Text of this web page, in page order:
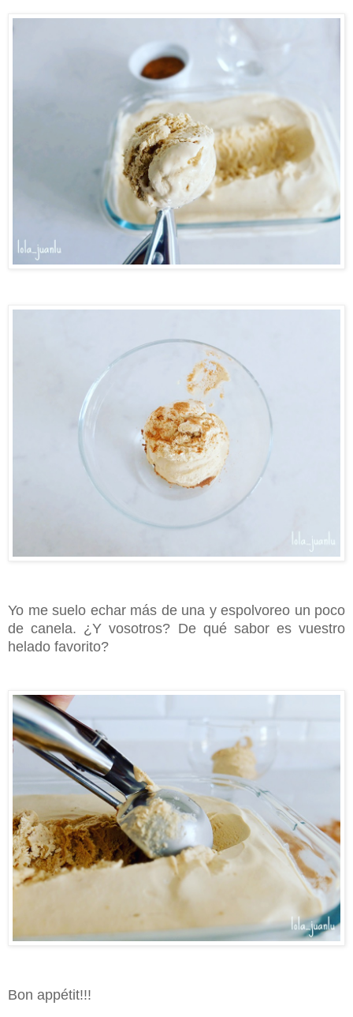
Yo me suelo echar más de una y espolvoreo un poco
de canela. ¿Y vosotros? De qué sabor es vuestro
helado favorito?
Bon appétit!!!